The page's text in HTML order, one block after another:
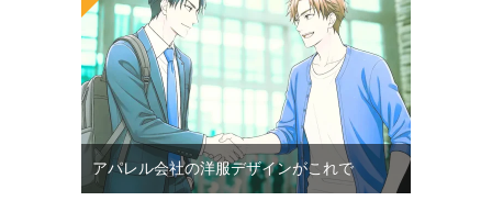
アパレル会社の洋服デザインがこれで